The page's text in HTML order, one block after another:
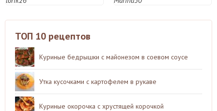
ТОП 10 рецептов
Куриные бедрышки с майонезом в соевом соусе
Утка кусочками с картофелем в рукаве
Куриные окорочка с хрустящей корочкой